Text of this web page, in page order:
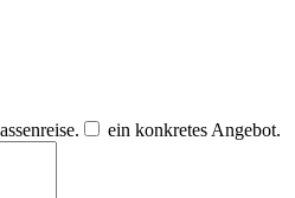
ein konkretes Angebot.